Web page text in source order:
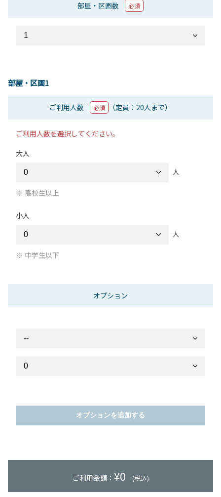
部屋・区画数 必須
部屋・区画1
ご利用人数 必須 （定員：20人まで）
ご利用人数を選択してください。
大人
人
高校生以上
小人
人
中学生以下
オプション
オプションを追加する
ご利用金額： ¥0 (税込)